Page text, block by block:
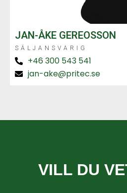
JAN-ÅKE GEREOSSON
SÄLJANSVARIG
+46 300 543 541
jan-ake@pritec.se
VILL DU